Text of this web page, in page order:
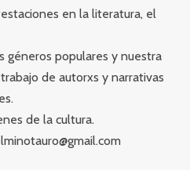
en la literatura, el
géneros populares y nuestra
de autorxs y narrativas
de la cultura.